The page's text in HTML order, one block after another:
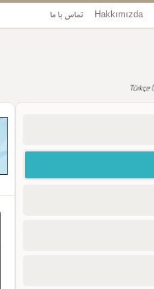
Hakkımızda تماس با ما